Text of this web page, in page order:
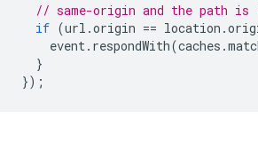
// same-origin and the path
if ( url.origin == location.
event.respondWith(caches.